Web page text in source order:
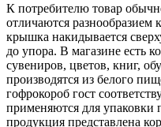
К потребителю товар
отличаются
крышка накидывается
до упора. В магазине есть
сувениров, цветов, книг,
производятся из белого
гофрокороб гост
применяются для упаковки
продукция представлена